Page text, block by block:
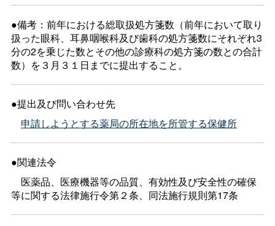
●備考：前年における総取扱処方箋数（前年において取り
扱った眼科、耳鼻咽喉科及び歯科の処方箋数にそれぞれ3
分の2を乗じた数とその他の診療科の処方箋の数との合計
数）を３月３１日までに提出すること。
●提出及び問い合わせ先
申請しようとする薬局の所在地を所管する保健所
●関連法令
医薬品、医療機器等の品質、有効性及び安全性の確保
等に関する法律施行令第２条、同法施行規則第17条